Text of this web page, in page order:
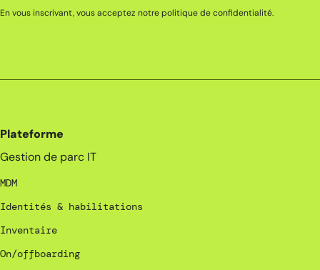
En vous inscrivant, vous acceptez notrepolitique de confidentialité.
Plateforme
Gestion de parc IT
MDM
Identités & habilitations
Inventaire
On/offboarding